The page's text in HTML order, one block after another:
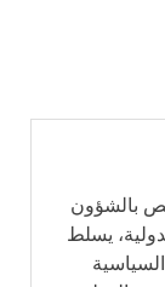
بالشؤون
يسلط